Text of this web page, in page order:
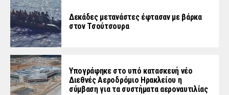
Δεκάδες μετανάστες έφτασαν με βάρκα
στον Τσούτσουρα
Υπογράφηκε στο υπό κατασκευή νέο
Διεθνές Αεροδρόμιο Ηρακλείου η
σύμβαση για τα συστήματα αεροναυτιλίας